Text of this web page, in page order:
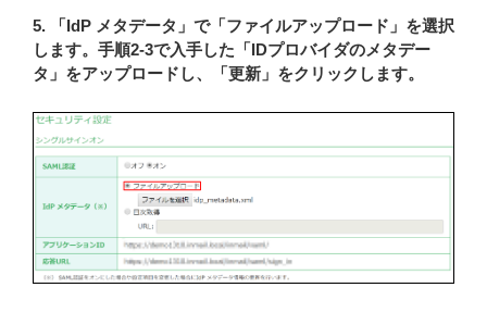
5. 「IdP メタデータ」で「ファイルアップロード」を選択
します。手順2-3で入手した「IDプロバイダのメタデー
タ」をアップロードし、「更新」をクリックします。